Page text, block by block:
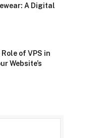
A Digital
of VPS in
Website’s